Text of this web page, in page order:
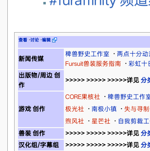
查看·讨论·编辑
新闻传媒
稗兽野史工作室 · 两点十分
Fursuit兽装服务指南 · 彩虹十
出版物/周边 创
作
>>>>> >>>>> >>>>>详见 分
游戏 创作
CORE果核社 · 稗兽野史工作
极光社 · 南极小镇 · 失与寻
煦风社 · 星芒社 · 自我剪裁
兽装 创作
>>>>> >>>>> >>>>>详见 分
汉化组/字幕组
>>>>> >>>>> >>>>>详见 分